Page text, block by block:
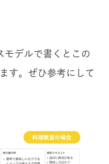
モデルで書くとこの
す。ぜひ参考にして